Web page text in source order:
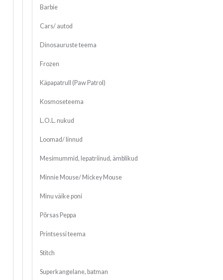
Barbie
Cars/ autod
Dinosauruste teema
Frozen
Käpapatrull (Paw Patrol)
Kosmoseteema
L.O.L. nukud
Loomad/ linnud
Mesimummid, lepatriinud, ämblikud
Minnie Mouse/ Mickey Mouse
Minu väike poni
Põrsas Peppa
Printsessi teema
Stitch
Superkangelane, batman